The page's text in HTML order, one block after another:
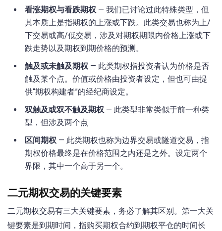
看涨期权与看跌期权 — 我们已讨论过此特殊类型，但
其本质上是指期权的上涨或下跌。此类交易也称为上/
下交易或高/低交易，涉及对期权期限内价格上涨或下
跌走势以及期权到期价格的预测。
触及或未触及期权 — 此类期权指投资者认为价格是否
触及某个点。价值或价格由投资者设定，但也可由提
供“期权构建者”的经纪商设定。
双触及或双不触及期权 — 此类型非常类似于前一种类
型，但涉及两个点
区间期权 — 此类期权也称为边界交易或隧道交易，指
期权价格最终是在价格范围之内还是之外。设定两个
界限，其中一个高于另一个。
二元期权交易的关键要素
二元期权交易有三大关键要素，务必了解其区别。第一大关
键要素是到期时间，指购买期权合约到期权平仓的时间长